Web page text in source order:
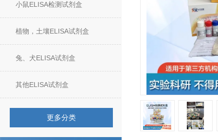
小鼠ELISA检测试剂盒
植物，土壤ELISA试剂盒
兔、犬ELISA试剂盒
其他ELISA试剂盒
更多分类